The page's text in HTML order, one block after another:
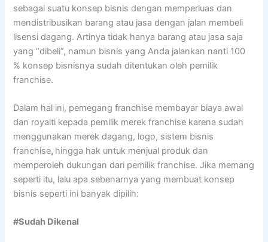
sebagai suatu konsep bisnis dengan memperluas dan
mendistribusikan barang atau jasa dengan jalan membeli
lisensi dagang. Artinya tidak hanya barang atau jasa saja
yang “dibeli”, namun bisnis yang Anda jalankan nanti 100
% konsep bisnisnya sudah ditentukan oleh pemilik
franchise.
Dalam hal ini, pemegang franchise membayar biaya awal
dan royalti kepada pemilik merek franchise karena sudah
menggunakan merek dagang, logo, sistem bisnis
franchise, hingga hak untuk menjual produk dan
memperoleh dukungan dari pemilik franchise. Jika memang
seperti itu, lalu apa sebenarnya yang membuat konsep
bisnis seperti ini banyak dipilih:
#Sudah Dikenal